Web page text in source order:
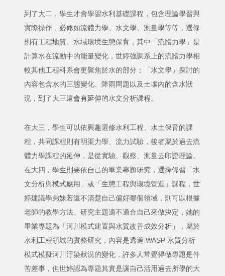
到了大二，學生才會學習水利基礎課程，包含理論學習與
實際操作，必修如流體力學、水文學、測量學等等，選修
則有工程地質、水域環境生態保育，其中「流體力學」是
計算水在流動中的能量變化，世婷強調系上的流體力學相
較其他工程科系會更聚焦於水的部分；「水文學」探討的
內容包含水的三態變化、降雨問題以及土壤內的含水狀
況，到了大三還會有延伸的水文分析課程。
在大三，學生可以依興趣選修水利工程、水土保育的課
程，共同課程則有明渠力學、流力試驗，後者屬於過去流
體力學課程的延伸，是從實驗、觀察、測量去印證理論。
在大四，學生則要依自己的畢業專題研究，選擇修習「水
文分析與模式應用」或「生態工程與環境營造」課程，世
婷建議學弟妹若還不清楚自己偏好哪個領域，則可以根據
老師的教學方法、研究主題適不適合自己來做決定，她的
畢業專題為「河川模式建置與水質改善成效分析」，屬於
水利工程領域的實務研究，內容是透過 WASP 水質分析
模式模擬河川汙染狀況的變化，許多人常覺得做專題是件
苦差事，但世婷認為專題其實是讓自己活用過去所學的大